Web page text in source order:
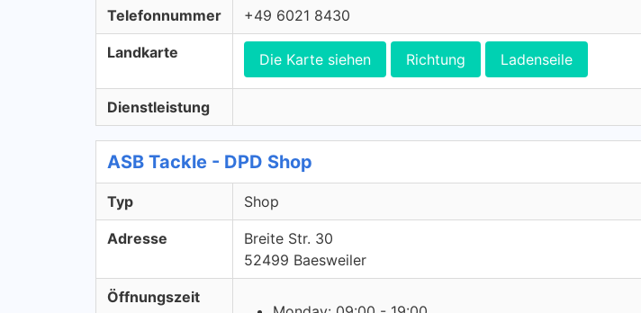
Telefonnummer +49 6021 8430
Landkarte Die Karte siehen Richtung Ladenseile
Dienstleistung
ASB Tackle - DPD Shop
Typ Shop
Adresse
Breite Str. 30
52499 Baesweiler
Öffnungszeit